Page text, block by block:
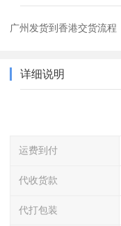
广州发货到香港交货流程
详细说明
运费到付
代收货款
代打包装